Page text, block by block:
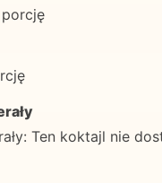
porcję
Ten koktajl nie